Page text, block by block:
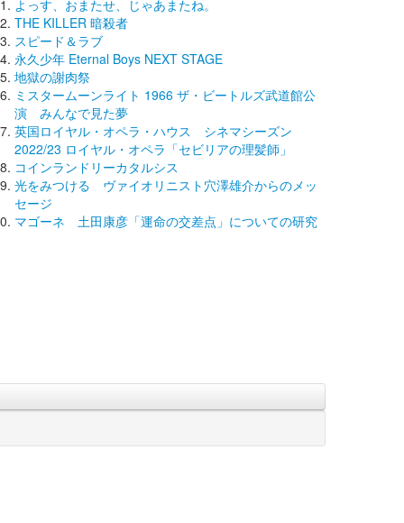
よっす、おまたせ、じゃあまたね。
THE KILLER 暗殺者
スピード＆ラブ
永久少年 Eternal Boys NEXT STAGE
地獄の謝肉祭
ミスタームーンライト 1966 ザ・ビートルズ武道館公
演 みんなで見た夢
英国ロイヤル・オペラ・ハウス シネマシーズン
2022/23 ロイヤル・オペラ「セビリアの理髪師」
コインランドリーカタルシス
光をみつける ヴァイオリニスト穴澤雄介からのメッ
セージ
マゴーネ 土田康彦「運命の交差点」についての研究